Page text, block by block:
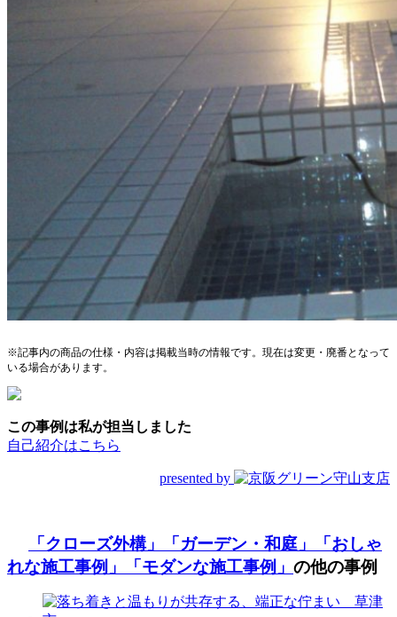
※記事内の商品の仕様・内容は掲載当時の情報です。現在は変更・廃番となって
いる場合があります。
この事例は私が担当しました
自己紹介はこちら
presented by
「クローズ外構」 「ガーデン・和庭」
「おしゃ
れな施工事例」
「モダンな施工事例」 の他の事例